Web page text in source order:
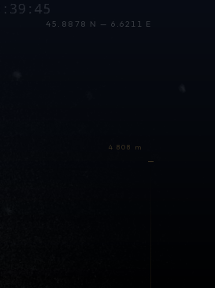
45.8878 N — 6.6211 E